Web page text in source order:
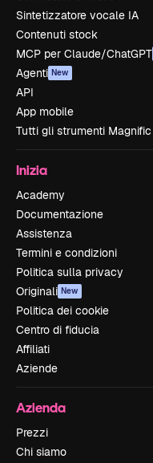
Sintetizzatore vocale IA
Contenuti stock
MCP per Claude/ChatGPT
Agenti New
API
App mobile
Tutti gli strumenti Magnific
Inizia
Academy
Documentazione
Assistenza
Termini e condizioni
Politica sulla privacy
Originali New
Politica dei cookie
Centro di fiducia
Affiliati
Aziende
Azienda
Prezzi
Chi siamo